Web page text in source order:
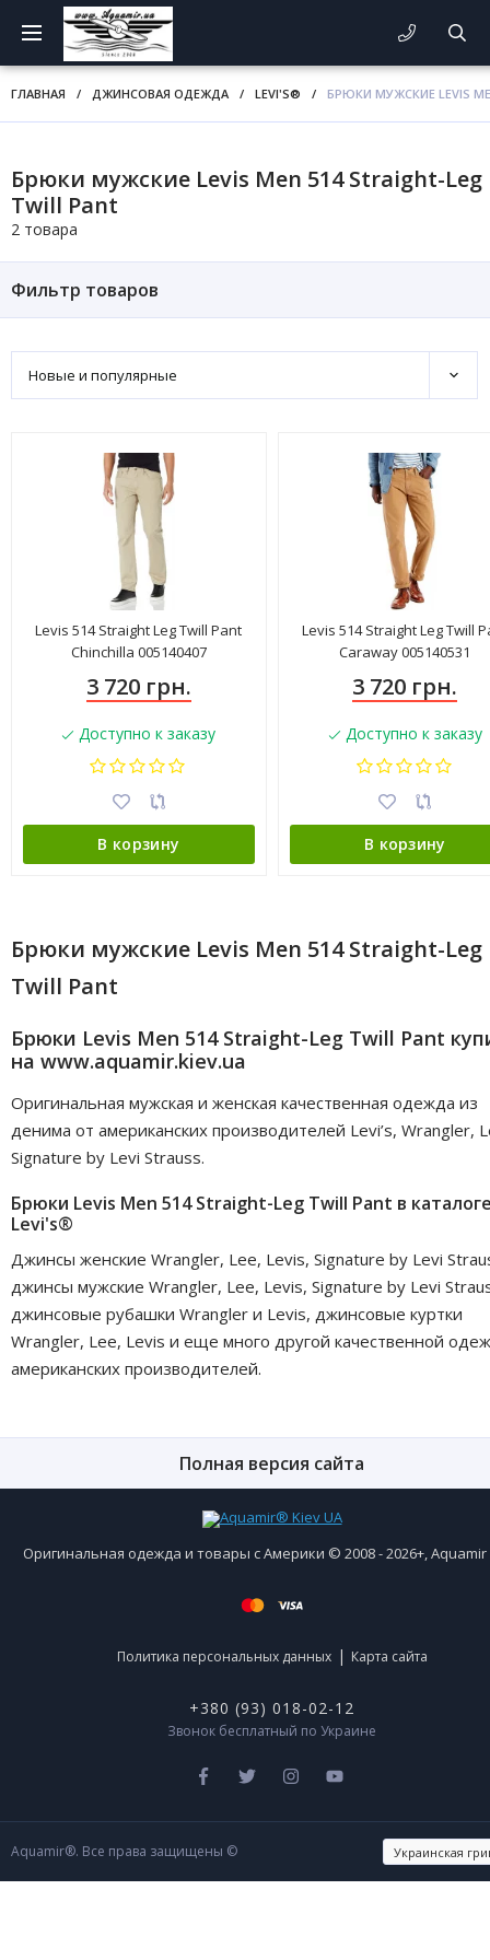
ГЛАВНАЯ / ДЖИНСОВАЯ ОДЕЖДА / LEVI'S® / БРЮКИ МУЖСКИЕ LEVIS
Брюки мужские Levis Men 514 Straight-Leg
Twill Pant
2 товара
Фильтр товаров
Новые и популярные
Levis 514 Straight Leg Twill Pant
Chinchilla 005140407
3 720 грн.
Доступно к заказу
В корзину
Levis 514 Straight Leg Twill
Caraway 005140531
3 720 грн.
Доступно к заказу
В корзину
Брюки мужские Levis Men 514 Straight-Leg
Twill Pant
Брюки Levis Men 514 Straight-Leg Twill Pant
на www.aquamir.kiev.ua
Оригинальная мужская и женская качественная одежда из
денима от американских производителей Levi’s, Wrangler,
Signature by Levi Strauss.
Брюки Levis Men 514 Straight-Leg Twill Pant в
Levi's®
Джинсы женские Wrangler, Lee, Levis, Signature by Levi
джинсы мужские Wrangler, Lee, Levis, Signature by Levi
джинсовые рубашки Wrangler и Levis, джинсовые куртки
Wrangler, Lee, Levis и еще много другой качественной
американских производителей.
Полная версия сайта
Оригинальная одежда и товары с Америки © 2008 - 2026+,
Политика персональных данных | Карта сайта
+380 (93) 018-02-12
Звонок бесплатный по Украине
Aquamir®. Все права защищены ©